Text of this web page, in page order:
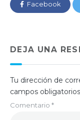
Facebook
DEJA UNA
Tu dirección de
campos
Comentario *